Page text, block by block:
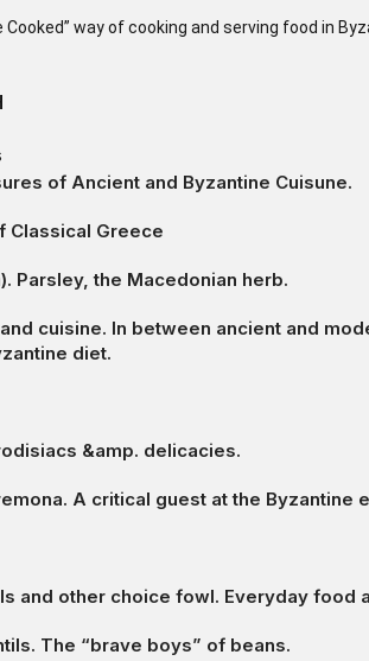
Cooked” way of cooking and serving food in
of Ancient and Byzantine Cuisune.
Classical Greece
Parsley, the Macedonian herb.
cuisine. In between ancient and
diet.
&amp. delicacies.
A critical guest at the Byzantine
and other choice fowl. Everyday food
The “brave boys” of beans.